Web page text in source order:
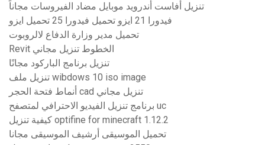
تنزيل أفاست أندرويد موبايل مضاد الفيروسات مجاناً
فيدورا 21 ايزو تحميل فيدورا 25 تحميل ايزو
تحميل مدير وزارة الدفاع لالروبوت
Revit الخطوط تنزيل مجاني
تنزيل برنامج الباركود مجانًا
تنزيل ملف wibdows 10 iso image
أنماط فتحة الحجر cad تنزيل مجاني
برنامج تنزيل الفيديو الاحترافي لمتصفح uc
كيفية تنزيل optifine for minecraft 1.12.2
تحميل الموسيقى أرشيف الموسيقى مجانا